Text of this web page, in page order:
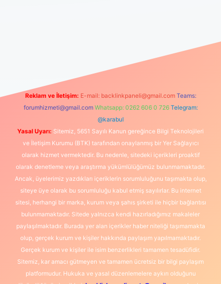
Reklam ve İletişim: E-mail: backlinkpaneli@gmail.com Teams:
forumhizmeti@gmail.com Whatsapp: 0262 606 0 726 Telegram:
@karabul
Yasal Uyarı: Sitemiz, 5651 Sayılı Kanun gereğince Bilgi Teknolojileri
ve İletişim Kurumu (BTK) tarafından onaylanmış bir Yer Sağlayıcı
olarak hizmet vermektedir. Bu nedenle, sitedeki içerikleri proaktif
olarak denetleme veya araştırma yükümlülüğümüz bulunmamaktadır.
Ancak, üyelerimiz yazdıkları içeriklerin sorumluluğunu taşımakta olup,
siteye üye olarak bu sorumluluğu kabul etmiş sayılırlar. Bu internet
sitesi, herhangi bir marka, kurum veya şahıs şirketi ile hiçbir bağlantısı
bulunmamaktadır. Sitede yalnızca kendi hazırladığımız makaleler
paylaşılmaktadır. Burada yer alan içerikler haber niteliği taşımamakta
olup, gerçek kurum ve kişiler hakkında paylaşım yapılmamaktadır.
Gerçek kurum ve kişiler ile isim benzerlikleri tamamen tesadüfidir.
Sitemiz, kar amacı gütmeyen ve tamamen ücretsiz bir bilgi paylaşım
platformudur. Hukuka ve yasal düzenlemelere aykırı olduğunu